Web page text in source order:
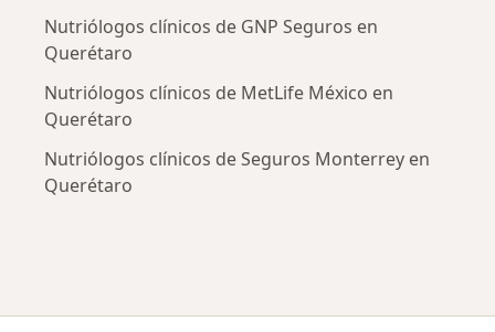
Nutriólogos clínicos de GNP Seguros en
Querétaro
Nutriólogos clínicos de MetLife México en
Querétaro
Nutriólogos clínicos de Seguros Monterrey en
Querétaro